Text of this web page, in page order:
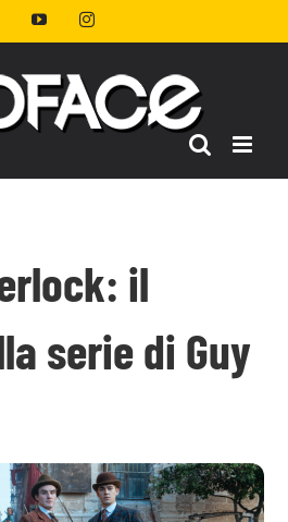
FacebookYouTubeInstagram
il
serie di Guy